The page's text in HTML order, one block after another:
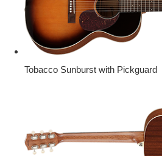
Tobacco Sunburst with Pickguard